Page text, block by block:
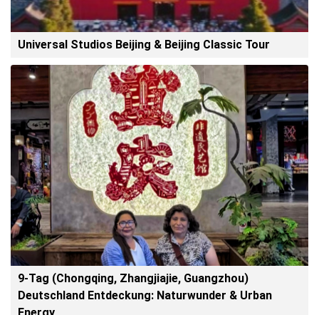
Universal Studios Beijing & Beijing Classic Tour
9-Tag (Chongqing, Zhangjiajie, Guangzhou)
Deutschland Entdeckung: Naturwunder & Urban